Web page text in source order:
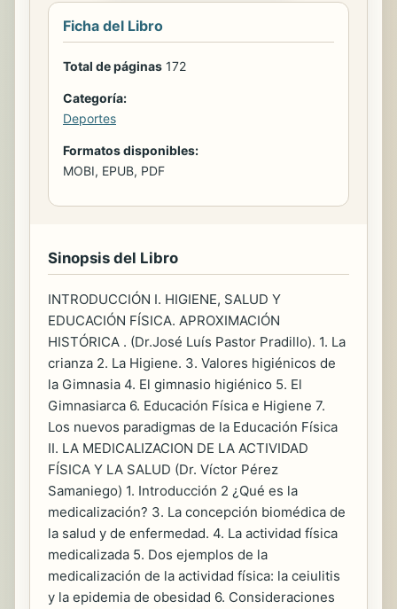
Ficha del Libro
Total de páginas 172
Categoría:
Deportes
Formatos disponibles:
MOBI, EPUB, PDF
Sinopsis del Libro
INTRODUCCIÓN I. HIGIENE, SALUD Y
EDUCACIÓN FÍSICA. APROXIMACIÓN
HISTÓRICA . (Dr.José Luís Pastor Pradillo). 1. La
crianza 2. La Higiene. 3. Valores higiénicos de
la Gimnasia 4. El gimnasio higiénico 5. El
Gimnasiarca 6. Educación Física e Higiene 7.
Los nuevos paradigmas de la Educación Física
II. LA MEDICALIZACION DE LA ACTIVIDAD
FÍSICA Y LA SALUD (Dr. Víctor Pérez
Samaniego) 1. Introducción 2 ¿Qué es la
medicalización? 3. La concepción biomédica de
la salud y de enfermedad. 4. La actividad física
medicalizada 5. Dos ejemplos de la
medicalización de la actividad física: la ceiulitis
y la epidemia de obesidad 6. Consideraciones